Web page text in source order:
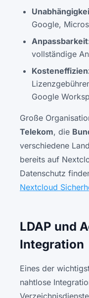
Google,
vollständige
Google
Große
Telekom, die
verschiedene
bereits auf
Datenschutz
Nextcloud
LDAP und
Integration
Eines der
nahtlose